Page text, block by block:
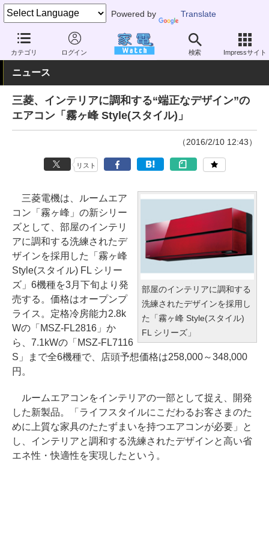
Powered by Translate
カテゴリ ログイン 検索 Impressサイト
家電 Watch 空調家電 エアコン
ニュース
三菱、インテリアに調和する“端正なデザイン”の
エアコン「霧ヶ峰 Style(スタイル)」
（2016/2/10 12:43）
リスト
部屋のインテリアに調和する
洗練されたデザインを採用し
た「霧ヶ峰 Style(スタイル)
FL シリーズ」
三菱電機は、ルームエア
コン「霧ヶ峰」の新シリー
ズとして、部屋のインテリ
アに調和する洗練されたデ
ザインを採用した「霧ヶ峰
Style(スタイル) FL シリー
ズ」6機種を3月下旬より発
売する。価格はオープンプ
ライス。定格冷房能力2.8k
Wの「MSZ-FL2816」か
ら、7.1kWの「MSZ-FL7116
S」まで全6機種で、店頭予想価格は258,000～348,000
円。
ルームエアコンをインテリアの一部として捉え、開発
した新製品。「ライフスタイルにこだわるお客さまのた
めに上質な家具のたたずまいを持つエアコンが必要」と
し、インテリアと調和する洗練されたデザインと高い省
エネ性・快適性を実現したという。